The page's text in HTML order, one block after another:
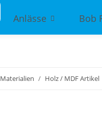
Anlässe Bob
Materialien Holz / MDF Artikel